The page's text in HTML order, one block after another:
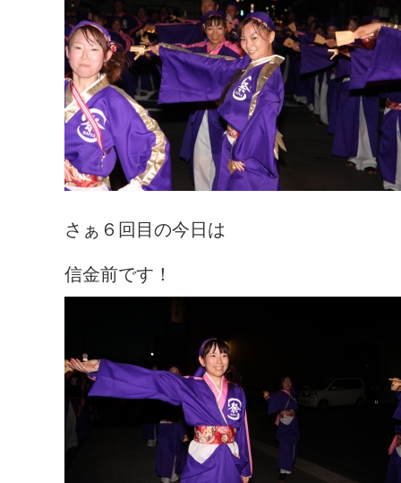
さぁ６回目の今日は
信金前です！